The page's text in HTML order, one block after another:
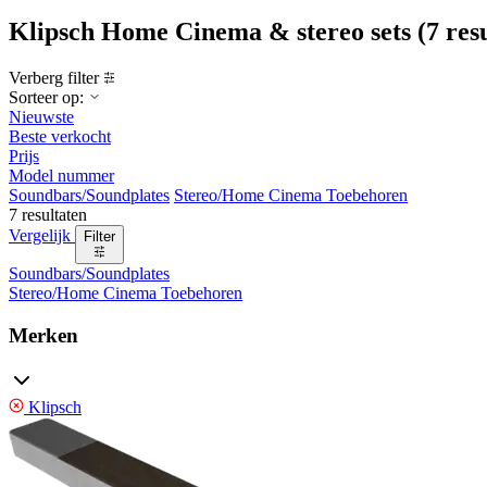
Klipsch Home Cinema & stereo sets (7
Verberg filter
Sorteer op:
Nieuwste
Beste verkocht
Prijs
Model nummer
Soundbars/Soundplates Stereo/Home Cinema Toebehoren
7 resultaten
Vergelijk
Filter
Soundbars/Soundplates
Stereo/Home Cinema Toebehoren
Merken
Klipsch